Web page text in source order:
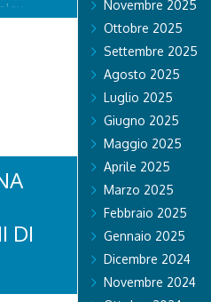
Falco 2
DI
Novembre 2025
Ottobre 2025
Settembre 2025
Agosto 2025
Luglio 2025
Giugno 2025
Maggio 2025
Aprile 2025
Marzo 2025
Febbraio 2025
Gennaio 2025
Dicembre 2024
Novembre 2024